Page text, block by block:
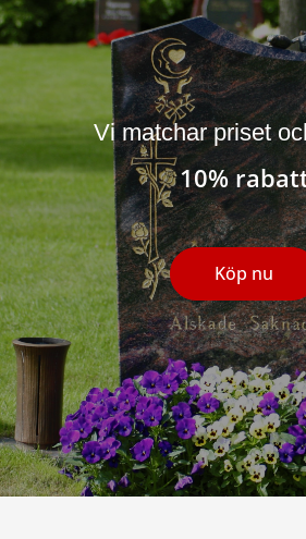
Vi matchar priset
10%
Köp nu